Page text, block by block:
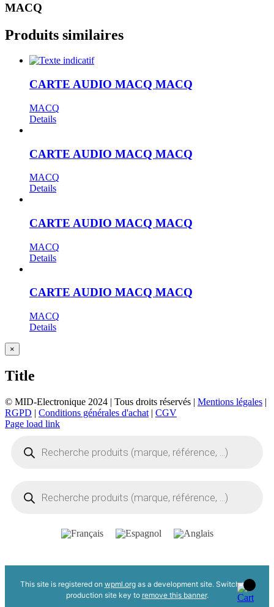
MACQ
Produits similaires
CARTE AUDIO MACQ MACQ
MACQ
Details
CARTE AUDIO MACQ MACQ
MACQ
Details
CARTE AUDIO MACQ MACQ
MACQ
Details
CARTE AUDIO MACQ MACQ
MACQ
Details
Close
product
view
×
Title
© MID-Electronique 2024 | Tous droits réservés | Mentions légales |
RGPD | Conditions générales d'achat | CGV
LinkedIn
Indeed
Facebook
Page load link
produits
produits
This site is registered on wpml.orgas a development site. Switch to a
production site key to remove this banner.